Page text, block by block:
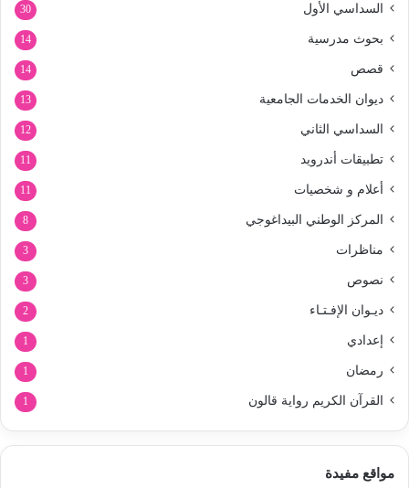
السداسي الأول 30
بحوث مدرسية 14
قصص 14
ديوان الخدمات الجامعية 13
السداسي الثاني 12
تطبيقات أندرويد 11
أعلام و شخصيات 11
المركز الوطني البيداغوجي 8
مناظرات 3
نصوص 3
ديـوان الإفـتـاء 2
إعدادي 1
رمضان 1
القرآن الكريم رواية قالون 1
مواقع مفيدة